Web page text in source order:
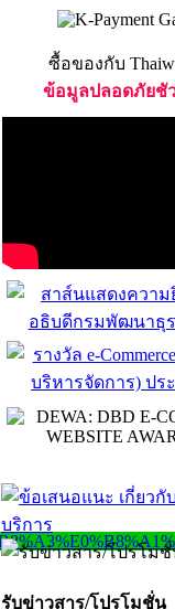
ซื้อของกับ
ข้อมูลปลอดภัยชัว
รับข่าวสาร/โปรโมชั่น